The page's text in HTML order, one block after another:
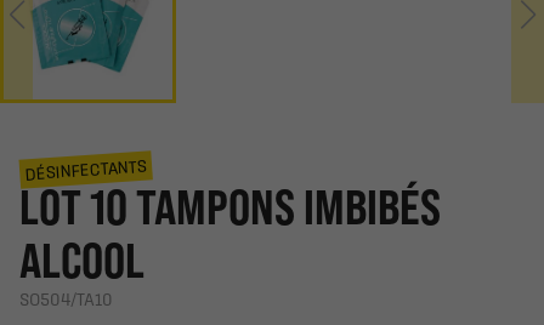
DÉSINFECTANTS
LOT 10 TAMPONS IMBIBÉS
ALCOOL
SO504/TA10